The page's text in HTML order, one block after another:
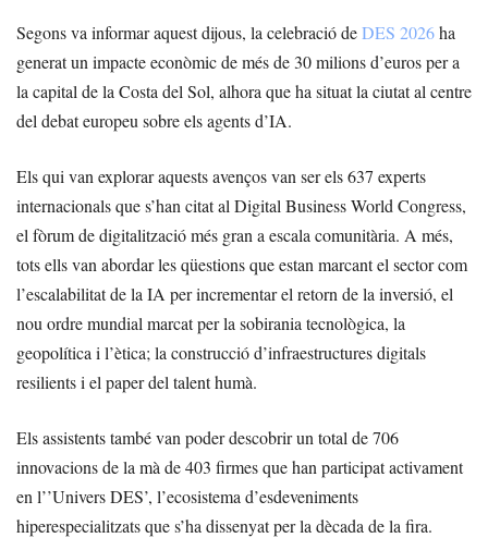
Segons va informar aquest dijous, la celebració deDES 2026ha
generat un impacte econòmic de més de 30 milions d’euros per a
la capital de la Costa del Sol, alhora que ha situat la ciutat al centre
del debat europeu sobre els agents d’IA.
Els qui van explorar aquests avenços van ser els 637 experts
internacionals que s’han citat al Digital Business World Congress,
el fòrum de digitalització més gran a escala comunitària. A més,
tots ells van abordar les qüestions que estan marcant el sector com
l’escalabilitat de la IA per incrementar el retorn de la inversió, el
nou ordre mundial marcat per la sobirania tecnològica, la
geopolítica i l’ètica; la construcció d’infraestructures digitals
resilients i el paper del talent humà.
Els assistents també van poder descobrir un total de 706
innovacions de la mà de 403 firmes que han participat activament
en l’’Univers DES’, l’ecosistema d’esdeveniments
hiperespecialitzats que s’ha dissenyat per la dècada de la fira.